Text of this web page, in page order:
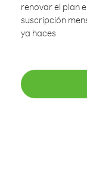
renovar el plan
suscripción
ya haces